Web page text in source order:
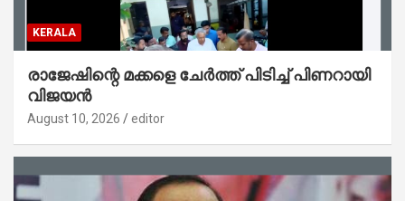
KERALA
രാജേഷിന്റെ മക്കളെ ചേർത്ത് പിടിച്ച് പിണറായി
വിജയൻ
August 10, 2026 editor